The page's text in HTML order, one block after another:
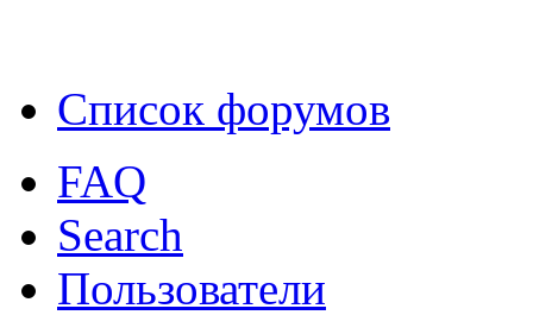
Список форумов
FAQ
Search
Пользователи